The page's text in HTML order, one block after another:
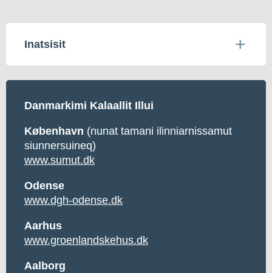
Inatsisit
Danmarkimi Kalaallit Illui
København (nunat tamani ilinniarnissamut
siunnersuineq)
www.sumut.dk
Odense
www.dgh-odense.dk
Aarhus
www.groenlandskehus.dk
Aalborg